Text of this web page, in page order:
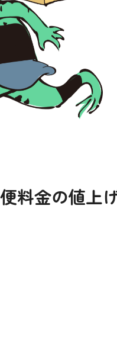
料金の値上